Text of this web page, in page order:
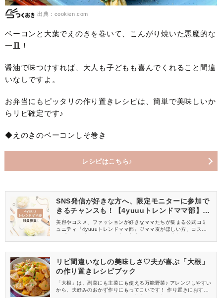
出典：cookien.com
ベーコンと大葉でえのきを巻いて、こんがり焼いた悪魔的な
一皿！
醤油で味つけすれば、大人も子どもも喜んでくれること間違
いなしですよ。
お弁当にもピッタリの作り置きレシピは、簡単で美味しいか
らリピ確定です♪
◆えのきのベーコンしそ巻き
レシピはこちら♪
SNS発信が好きな方へ、限定モニターに参加で
きるチャンスも！【4yuuuトレンドママ部】部
員募集中
美容やコスメ、ファッションが好きなママたちが集まる公式コミ
ュニティ『4yuuuトレンドママ部』♡ママ友がほしい方、コスメサ
信してくれる方を募集しています！
リピ間違いなしの美味しさ♡夫が喜ぶ「大根」
の作り置きレシピブック
「大根」は、副菜にも主菜にも使える万能野菜♪ アレンジしやすい
から、夫好みのおかず作りにもってこいです！ 作り置きにおすす